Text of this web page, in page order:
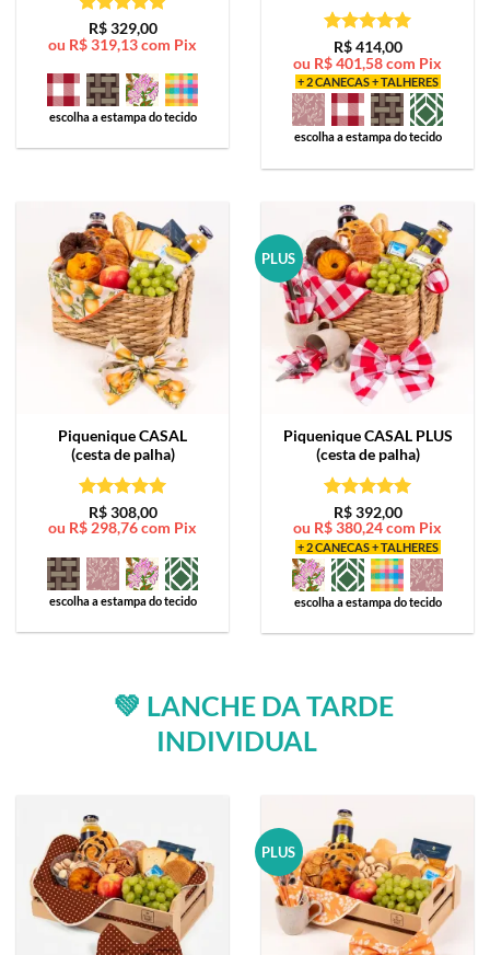
Avaliação5
de 5
R$329,00
ou R$319,13com Pix
escolha a estampa do tecido
Avaliação5
de 5
R$414,00
ou R$401,58com Pix
+ 2 CANECAS + TALHERES
escolha a estampa do tecido
PiqueniqueCASAL
(cesta de palha)
Avaliação5
de 5
R$308,00
ou R$298,76com Pix
escolha a estampa do tecido
PLUS
PiqueniqueCASAL PLUS
(cesta de palha)
Avaliação5
de 5
R$392,00
ou R$380,24com Pix
+ 2 CANECAS + TALHERES
escolha a estampa do tecido
💚 LANCHE DA TARDE
INDIVIDUAL
PLUS